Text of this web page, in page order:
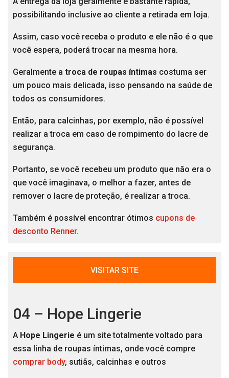
possibilitando inclusive ao cliente a retirada em loja.
Assim, caso você receba o produto e ele não é o que
você espera, poderá trocar na mesma hora.
Geralmente a troca de roupas íntimas costuma ser
um pouco mais delicada, isso pensando na saúde de
todos os consumidores.
Então, para calcinhas, por exemplo, não é possível
realizar a troca em caso de rompimento do lacre de
segurança.
Portanto, se você recebeu um produto que não era o
que você imaginava, o melhor a fazer, antes de
remover o lacre de proteção, é realizar a troca.
Também é possível encontrar ótimos cupons de
desconto Renner.
VISITAR SITE
04 – Hope Lingerie
A Hope Lingerie é um site totalmente voltado para
essa linha de roupas íntimas, onde você compre
comprar body, sutiãs, calcinhas e outros